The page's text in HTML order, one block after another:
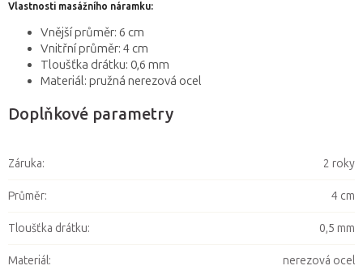
Vlastnosti masážního náramku:
Vnější průměr: 6 cm
Vnitřní průměr: 4 cm
Tloušťka drátku: 0,6 mm
Materiál: pružná nerezová ocel
Doplňkové parametry
Záruka: 2 roky
Průměr: 4 cm
Tloušťka drátku: 0,5 mm
Materiál: nerezová ocel